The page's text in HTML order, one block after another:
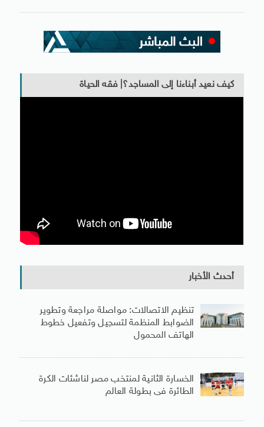
كيف نعيد أبناءنا إلى المساجد؟| فقه الحياة
أحدث الأخبار
تنظيم الاتصالات: مواصلة مراجعة وتطوير
الضوابط المنظمة لتسجيل وتفعيل خطوط
الهاتف المحمول
الخسارة الثانية لمنتخب مصر لناشئات الكرة
الطائرة فى بطولة العالم